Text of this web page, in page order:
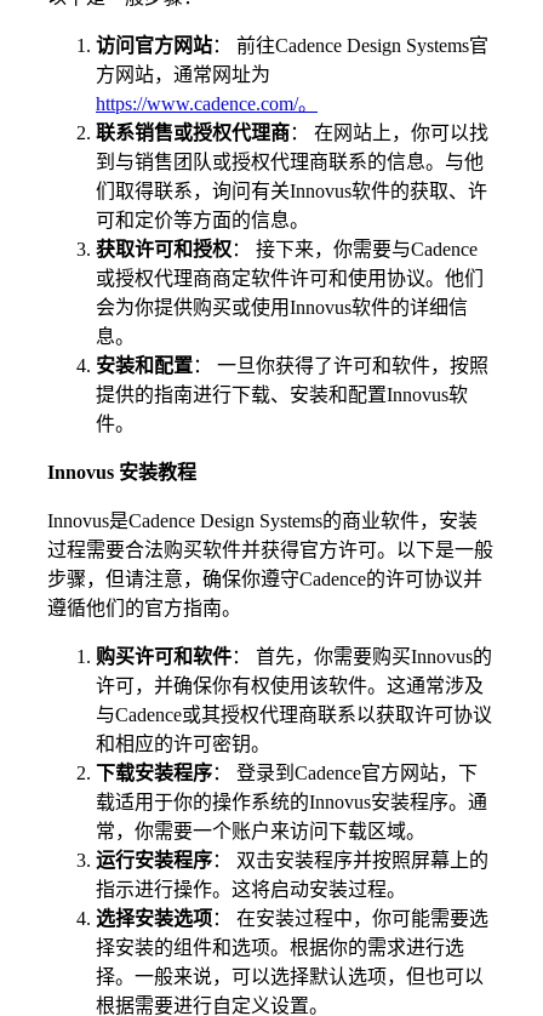
访问官方网站： 前往Cadence Design Systems官
方网站，通常网址为
https://www.cadence.com/。
联系销售或授权代理商： 在网站上，你可以找
到与销售团队或授权代理商联系的信息。与他
们取得联系，询问有关Innovus软件的获取、许
可和定价等方面的信息。
获取许可和授权： 接下来，你需要与Cadence
或授权代理商商定软件许可和使用协议。他们
会为你提供购买或使用Innovus软件的详细信
息。
安装和配置： 一旦你获得了许可和软件，按照
提供的指南进行下载、安装和配置Innovus软
件。
Innovus 安装教程
Innovus是Cadence Design Systems的商业软件，安装
过程需要合法购买软件并获得官方许可。以下是一般
步骤，但请注意，确保你遵守Cadence的许可协议并
遵循他们的官方指南。
购买许可和软件： 首先，你需要购买Innovus的
许可，并确保你有权使用该软件。这通常涉及
与Cadence或其授权代理商联系以获取许可协议
和相应的许可密钥。
下载安装程序： 登录到Cadence官方网站，下
载适用于你的操作系统的Innovus安装程序。通
常，你需要一个账户来访问下载区域。
运行安装程序： 双击安装程序并按照屏幕上的
指示进行操作。这将启动安装过程。
选择安装选项 ： 在安装过程中，你可能需要选
择安装的组件和选项。根据你的需求进行选
择。一般来说，可以选择默认选项，但也可以
根据需要进行自定义设置。